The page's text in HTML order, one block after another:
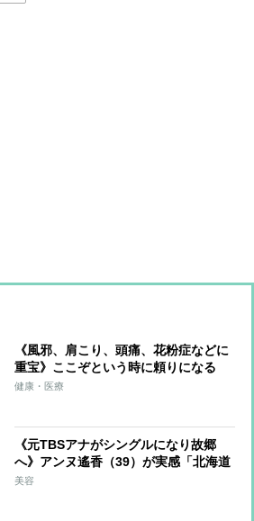
《風邪、肩こり、頭痛、花粉症などに
重宝》ここぞという時に頼りになる
「葛根湯」 充分な効果を実感するた
健康・医療
《元TBSアナがシングルになり故郷
へ》アンヌ遙香（39）が実感「北海道
のアラフォーは肌がきれい」極寒に負
美容